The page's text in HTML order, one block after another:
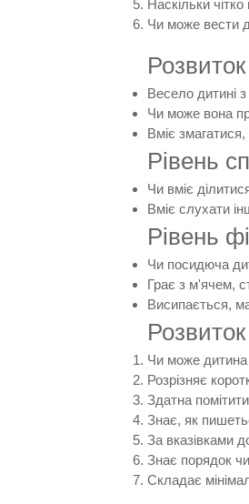
Наскільки
Чи може вести
Весело дитині
Чи може вона
Вміє
Рівень
Чи вміє
Вміє слухати
Рівень
Чи посидюча
Грає з м'ячем,
Висипається,
Чи може дитина
Розрізняє
Здатна
Знає, як
За вказівками
Знає порядок
Складає